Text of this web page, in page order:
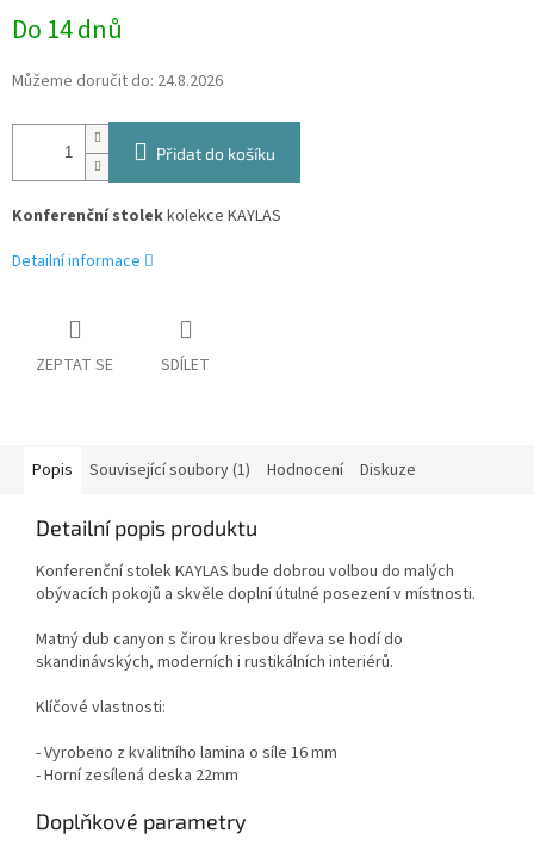
cena:
Do 14 dnů
Můžeme doručit do: 24.8.2026
Přidat do košíku
Konferenční stolekkolekce KAYLAS
Detailní informace
ZEPTAT SE SDÍLET
Popis Související soubory (1) Hodnocení Diskuze
Detailní popis produktu
Konferenční stolek KAYLAS bude dobrou volbou do malých
obývacích pokojů a skvěle doplní útulné posezení v místnosti.
Matný dub canyon s čirou kresbou dřeva se hodí do
skandinávských, moderních i rustikálních interiérů.
Klíčové vlastnosti:
- Vyrobeno z kvalitního lamina o síle 16 mm
- Horní zesílená deska 22mm
Doplňkové parametry